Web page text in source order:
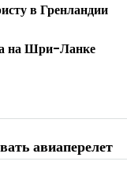
в Гренландии
на Шри-Ланке
авиаперелет